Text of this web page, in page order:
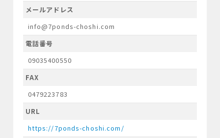
メールアドレス
info@7ponds-choshi.com
電話番号
09035400550
FAX
0479223783
URL
https://7ponds-choshi.com/